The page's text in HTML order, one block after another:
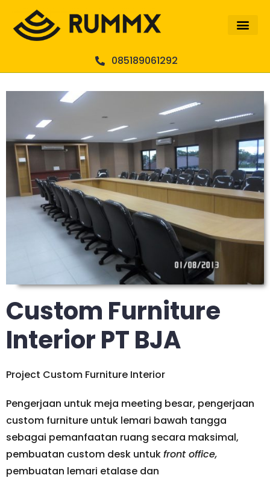
085189061292
Custom Furniture
Interior PT BJA
Project Custom Furniture Interior
Pengerjaan untuk meja meeting besar, pengerjaan
custom furniture untuk lemari bawah tangga
sebagai pemanfaatan ruang secara maksimal,
pembuatan custom desk untukfront office,
pembuatan lemari etalase dan